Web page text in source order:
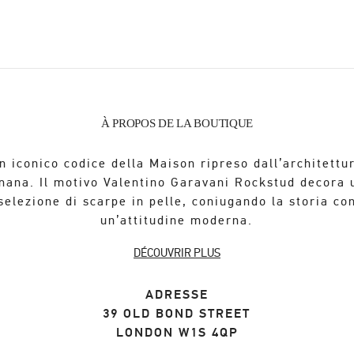
À PROPOS DE LA BOUTIQUE
iconico codice della Maison ripreso
Il motivo Valentino Garavani Rockstud decora
di scarpe in pelle, coniugando la storia con
un’attitudine moderna.
DÉCOUVRIR PLUS
ADRESSE
39 OLD BOND STREET
LONDON W1S 4QP